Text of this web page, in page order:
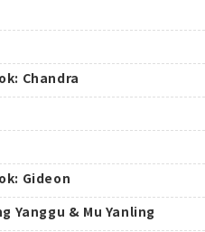
Chandra
Gideon
Yanggu & Mu Yanling